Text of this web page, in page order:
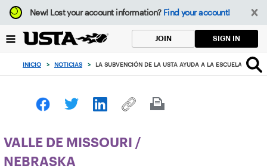
Enfoque
desde
botón
volver
principio
New!Lost your account information? Find your account!
JOIN SIGN IN
INICIO > NOTICIAS > LA SUBVENCIÓN DE LA USTA AYUDA A LA ESCUELA
VALLE DE MISSOURI
/
NEBRASKA